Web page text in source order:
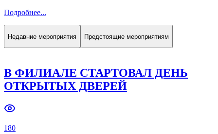
Подробнее...
Недавние мероприятия Предстоящие мероприятиям
В ФИЛИАЛЕ СТАРТОВАЛ ДЕНЬ
ОТКРЫТЫХ ДВЕРЕЙ
180